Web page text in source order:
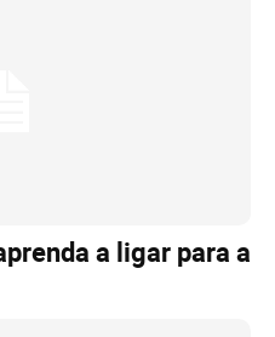
a ligar para a